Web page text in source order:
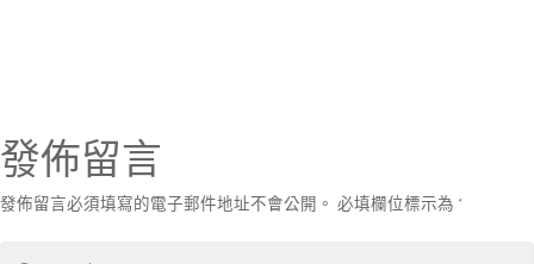
發佈留言
發佈留言必須填寫的電子郵件地址不會公開。 必填欄位標示為 *